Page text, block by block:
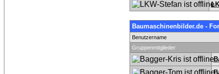
Baumaschinenbilder.de -
Benutzername
Gruppenmitglieder